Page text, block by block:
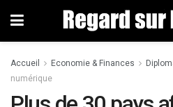
Accueil Economie & Finances
numérique